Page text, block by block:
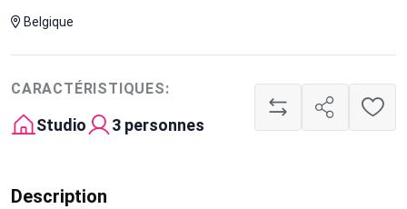
Belgique
CARACTÉRISTIQUES:
Studio 3 personnes
Description